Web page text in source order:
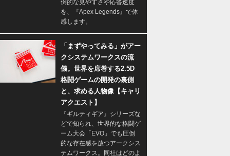
倒的な見やすさや応答速度
を、『Apex Legends』で体
感します。
「まずやってみる」がアー
クシステムワークスの流
儀。世界を席巻する2.5D
格闘ゲームの開発の裏側
と、求める人物像【キャリ
アクエスト】
『ギルティギア』シリーズな
どで知られ、世界的な格闘ゲ
ーム大会「EVO」でも圧倒
的な存在感を放つアークシス
テムワークス。同社はどのよ